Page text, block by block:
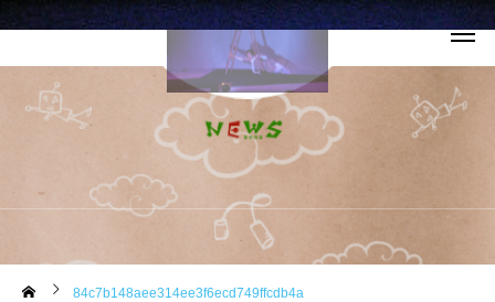
お知らせ
84c7b148aee314ee3f6ecd749ffcdb4a